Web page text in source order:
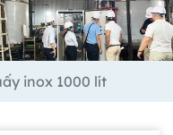
inox 1000 lít